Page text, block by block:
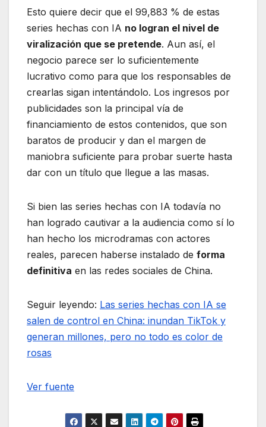
Esto quiere decir que el 99,883 % de estas
series hechas con IA no logran el nivel de
viralización que se pretende. Aun así, el
negocio parece ser lo suficientemente
lucrativo como para que los responsables de
crearlas sigan intentándolo. Los ingresos por
publicidades son la principal vía de
financiamiento de estos contenidos, que son
baratos de producir y dan el margen de
maniobra suficiente para probar suerte hasta
dar con un título que llegue a las masas.
Si bien las series hechas con IA todavía no
han logrado cautivar a la audiencia como sí lo
han hecho los microdramas con actores
reales, parecen haberse instalado de forma
definitiva en las redes sociales de China.
Seguir leyendo: Las series hechas con IA se
salen de control en China: inundan TikTok y
generan millones, pero no todo es color de
rosas
Ver fuente